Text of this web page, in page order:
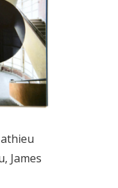
James